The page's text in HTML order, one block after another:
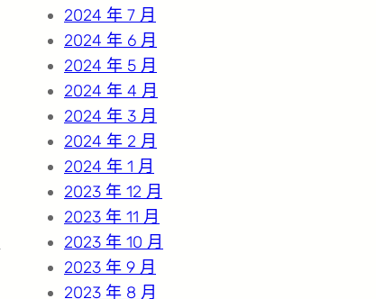
2024 年 7 月
2024 年 6 月
2024 年 5 月
2024 年 4 月
2024 年 3 月
2024 年 2 月
2024 年 1 月
2023 年 12 月
2023 年 11 月
2023 年 10 月
2023 年 9 月
2023 年 8 月